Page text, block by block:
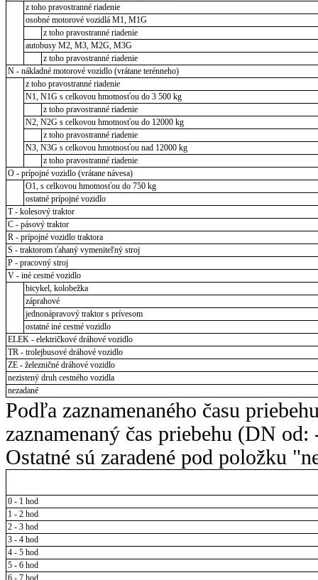
z toho pravostranné riadenie
osobné motorové vozidlá M1, M1G
z toho pravostranné riadenie
autobusy M2, M3, M2G, M3G
z toho pravostranné riadenie
N - nákladné motorové vozidlo (vrátane terénneho)
z toho pravostranné riadenie
N1, N1G s celkovou hmotnosťou do 3 500 kg
z toho pravostranné riadenie
N2, N2G s celkovou hmotnosťou do 12000 kg
z toho pravostranné riadenie
N3, N3G s celkovou hmotnosťou nad 12000 kg
z toho pravostranné riadenie
O - prípojné vozidlo (vrátane návesa)
O1, s celkovou hmotnosťou do 750 kg
ostatné prípojné vozidlo
T - kolesový traktor
C - pásový traktor
R - prípojné vozidlo traktora
S - traktorom ťahaný vymeniteľný stroj
P - pracovný stroj
V - iné cestné vozidlo
bicykel, kolobežka
záprahové
jednonápravový traktor s prívesom
ostatné iné cestné vozidlo
ELEK - električkové dráhové vozidlo
TR - trolejbusové dráhové vozidlo
ZE - železničné dráhové vozidlo
nezistený druh cestného vozidla
nezadané
Podľa zaznamenaného času
zaznamenaný čas priebehu (DN
Ostatné sú zaradené pod položku
0 - 1 hod
1 - 2 hod
2 - 3 hod
3 - 4 hod
4 - 5 hod
5 - 6 hod
6 - 7 hod